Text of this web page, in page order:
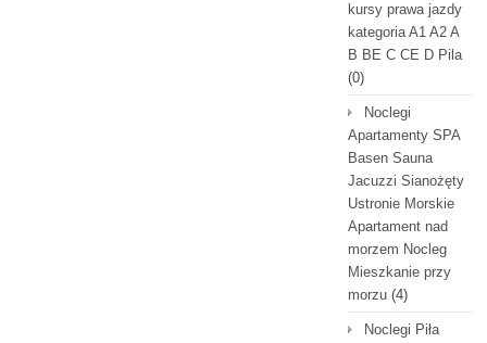
kursy prawa jazdy
kategoria A1 A2 A
B BE C CE D Pila
(0)
Noclegi
Apartamenty SPA
Basen Sauna
Jacuzzi Sianożęty
Ustronie Morskie
Apartament nad
morzem Nocleg
Mieszkanie przy
morzu (4)
Noclegi Piła